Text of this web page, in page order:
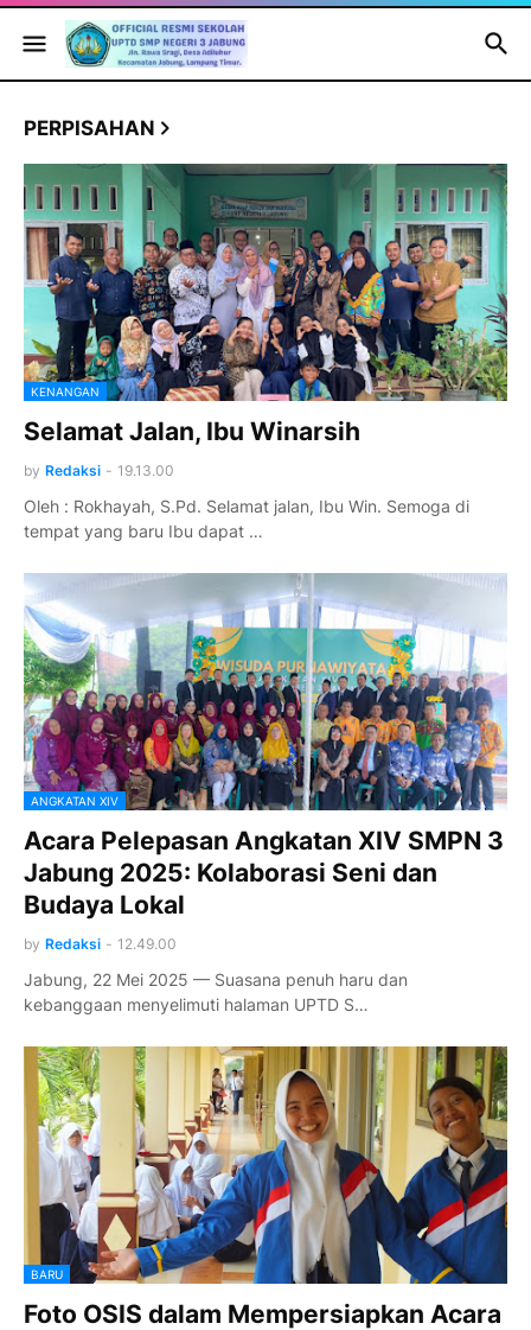
PERPISAHAN
KENANGAN
Selamat Jalan, Ibu Winarsih
by Redaksi - 19.13.00
Oleh : Rokhayah, S.Pd. Selamat jalan, Ibu Win. Semoga di
tempat yang baru Ibu dapat …
ANGKATAN XIV
Acara Pelepasan Angkatan XIV SMPN 3
Jabung 2025: Kolaborasi Seni dan
Budaya Lokal
by Redaksi - 12.49.00
Jabung, 22 Mei 2025 — Suasana penuh haru dan
kebanggaan menyelimuti halaman UPTD S…
BARU
Foto OSIS dalam Mempersiapkan Acara